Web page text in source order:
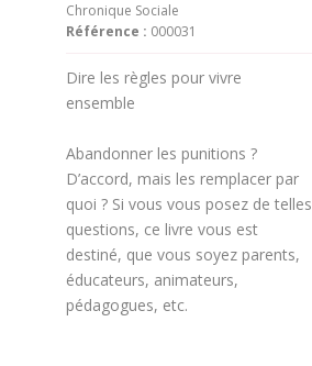
Chronique Sociale
Référence : 000031
Dire les règles pour vivre
ensemble
Abandonner les punitions ?
D’accord, mais les remplacer par
quoi ? Si vous vous posez de telles
questions, ce livre vous est
destiné, que vous soyez parents,
éducateurs, animateurs,
pédagogues, etc.